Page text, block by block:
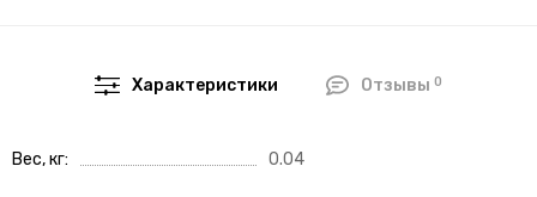
Характеристики Отзывы 0
Вес, кг 0.04